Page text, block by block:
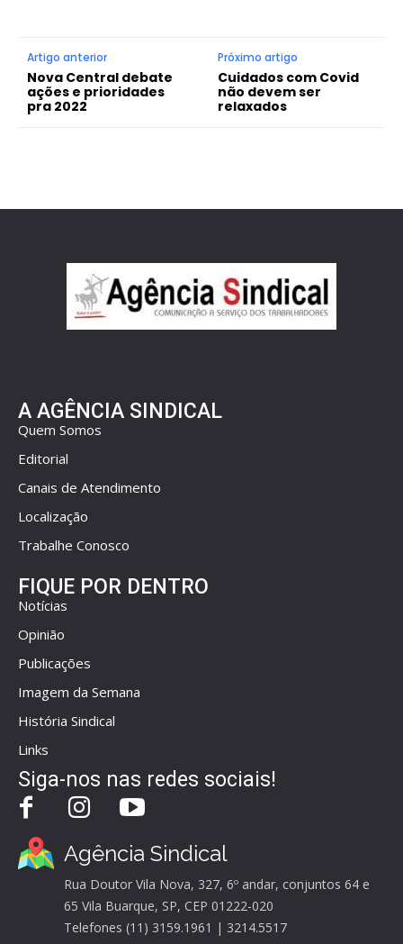
Artigo anterior
Nova Central debate
ações e prioridades
pra 2022
Próximo artigo
Cuidados com Covid
não devem ser
relaxados
A AGÊNCIA SINDICAL
Quem Somos
Editorial
Canais de Atendimento
Localização
Trabalhe Conosco
FIQUE POR DENTRO
Notícias
Opinião
Publicações
Imagem da Semana
História Sindical
Links
Siga-nos nas redes sociais!
Agência Sindical
Rua Doutor Vila Nova, 327, 6º andar, conjuntos 64 e
65 Vila Buarque, SP, CEP 01222-020
Telefones (11) 3159.1961 | 3214.5517